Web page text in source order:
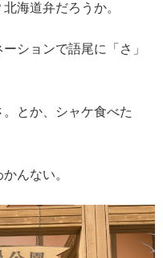
海道弁だろうか。
ションで語尾に「さ」
とか、シャケ食べた
んない。